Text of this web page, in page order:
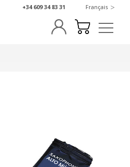
+34 609 34 83 31 Français >